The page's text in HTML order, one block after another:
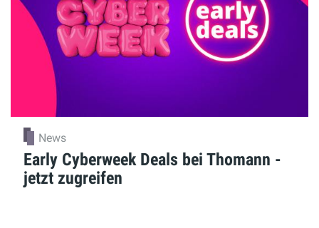
News
Early Cyberweek Deals bei Thomann -
jetzt zugreifen